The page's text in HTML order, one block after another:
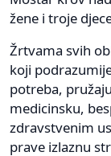
žene i troje
Žrtvama svih
koji
potreba,
medicinsku,
zdravstvenim
prave izlaznu